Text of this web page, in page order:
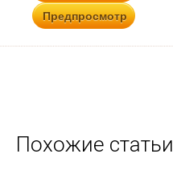
Похожие статьи